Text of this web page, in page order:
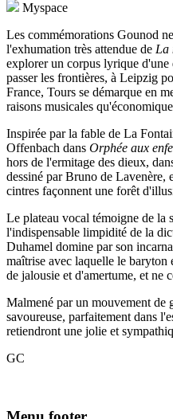
Myspace
Les commémorations Gounod
l'exhumation très attendue de La
explorer un corpus lyrique d'une
passer les frontières, à Leipzig
France, Tours se démarque en
raisons musicales
Inspirée par la fable de La
Offenbach dans Orphée aux
hors de l'ermitage des dieux,
dessiné par Bruno de Lavenère,
cintres façonnent une forêt
Le plateau vocal témoigne de la
l'indispensable limpidité de la
Duhamel domine par son
maîtrise avec laquelle le
de jalousie et d'amertume, et ne
Malmené par un mouvement de
savoureuse, parfaitement dans
retiendront une jolie et
GC